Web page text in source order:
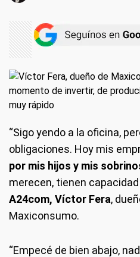
“Sigo yendo a la oficina,
obligaciones. Hoy mis
por mis hijos y mis
merecen, tienen
A24com, Víctor Fera,
Maxiconsumo.
“Empecé de bien abajo,